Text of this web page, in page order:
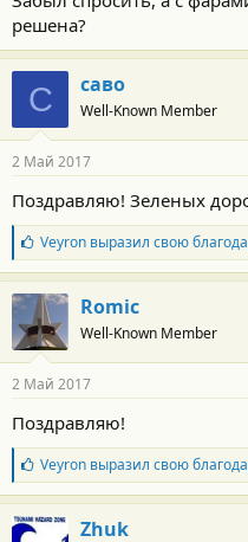
с
т
и
:
решена?
С саво
Well-Known Member
2 Май 2017
Поздравляю! Зеленых
Б
л
а
г
о
д
а
н
с
т
и
:
Veyronвыразил свою
Romic
Well-Known Member
2 Май 2017
Поздравляю!
Б
л
а
г
Veyronвыразил свою
Zhuk